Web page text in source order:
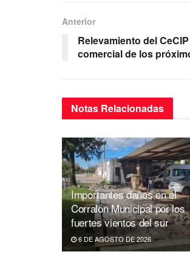
b
o
o
p
p
Anterior
Relevamiento del
comercial de los
Notas Relacionadas
Importantes daños en el
Corralón Municipal por los
fuertes vientos del sur
6 DE AGOSTO DE 2026